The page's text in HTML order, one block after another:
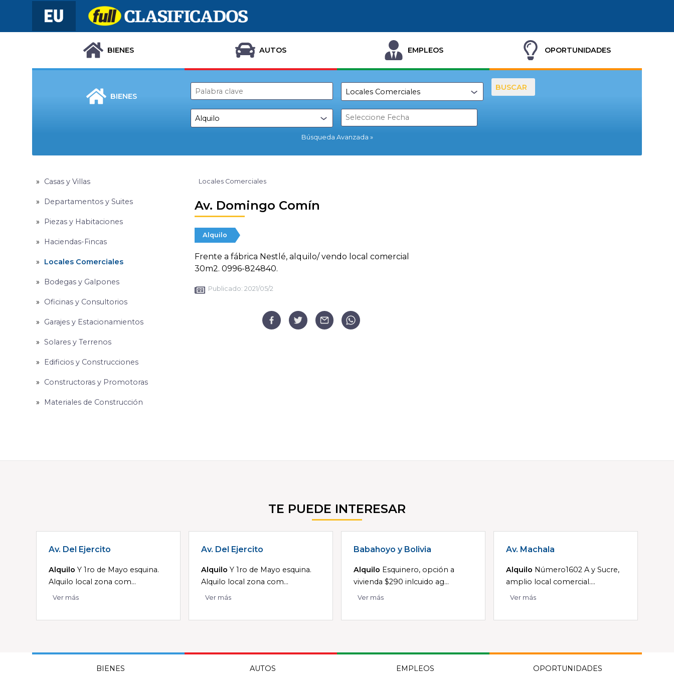
BIENES AUTOS EMPLEOS OPORTUNIDADES
BIENES
Búsqueda Avanzada
BUSCAR
Casas y Villas
Departamentos y Suites
Piezas y Habitaciones
Haciendas-Fincas
Locales Comerciales
Bodegas y Galpones
Oficinas y Consultorios
Garajes y Estacionamientos
Solares y Terrenos
Edificios y Construcciones
Constructoras y Promotoras
Materiales de Construcción
Locales Comerciales
Av. Domingo Comín
Alquilo
Frente a fábrica Nestlé, alquilo/ vendo local comercial
30m2. 0996-824840.
Publicado: 2021/05/2
TE PUEDE INTERESAR
Av. Del Ejercito
Alquilo Y 1ro de Mayo esquina.
Alquilo local zona com...
Ver más
Av. Del Ejercito
Alquilo Y 1ro de Mayo esquina.
Alquilo local zona com...
Ver más
Babahoyo y Bolivia
Alquilo Esquinero, opción a
vivienda $290 inlcuido ag...
Ver más
Av. Machala
Alquilo Número1602 A y Sucre,
amplio local comercial....
Ver más
BIENES AUTOS EMPLEOS OPORTUNIDADES